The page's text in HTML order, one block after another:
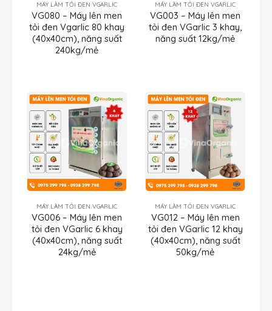
MÁY LÀM TỎI ĐEN VGARLIC
VG080 – Máy lên men
tỏi đen Vgarlic 80 khay
(40x40cm), năng suất
240kg/mẻ
MÁY LÀM TỎI ĐEN VGARLIC
VG003 – Máy lên men
tỏi đen VGarlic 3 khay,
năng suất 12kg/mẻ
MÁY LÀM TỎI ĐEN VGARLIC
VG006 – Máy lên men
tỏi đen VGarlic 6 khay
(40x40cm), năng suất
24kg/mẻ
MÁY LÀM TỎI ĐEN VGARLIC
VG012 – Máy lên men
tỏi đen VGarlic 12 khay
(40x40cm), năng suất
50kg/mẻ